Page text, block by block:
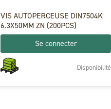
VIS AUTOPERCEUSE DIN7504K
6.3X50MM ZN (200PCS)
Se connecter
Disponibilité